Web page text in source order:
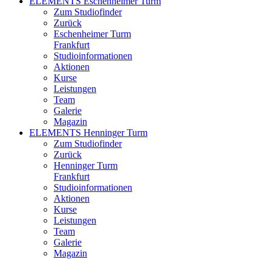
Zum Studiofinder
Zurück
Eschen­heimer Turm
Frankfurt
Studioinformationen
Aktionen
Kurse
Leistungen
Team
Galerie
Magazin
ELEMENTS Henninger Turm
Zum Studiofinder
Zurück
Henninger Turm
Frankfurt
Studioinformationen
Aktionen
Kurse
Leistungen
Team
Galerie
Magazin